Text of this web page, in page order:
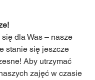
się dla Was – nasze
stanie się jeszcze
Aby utrzymać
zajęć w czasie